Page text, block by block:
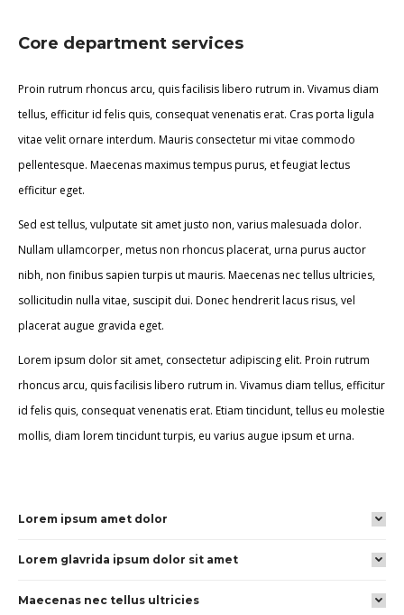
Core department services
Proin rutrum rhoncus arcu, quis facilisis libero rutrum in. Vivamus diam
tellus, efficitur id felis quis, consequat venenatis erat. Cras porta ligula
vitae velit ornare interdum. Mauris consectetur mi vitae commodo
pellentesque. Maecenas maximus tempus purus, et feugiat lectus
efficitur eget.
Sed est tellus, vulputate sit amet justo non, varius malesuada dolor.
Nullam ullamcorper, metus non rhoncus placerat, urna purus auctor
nibh, non finibus sapien turpis ut mauris. Maecenas nec tellus ultricies,
sollicitudin nulla vitae, suscipit dui. Donec hendrerit lacus risus, vel
placerat augue gravida eget.
Lorem ipsum dolor sit amet, consectetur adipiscing elit. Proin rutrum
rhoncus arcu, quis facilisis libero rutrum in. Vivamus diam tellus, efficitur
id felis quis, consequat venenatis erat. Etiam tincidunt, tellus eu molestie
mollis, diam lorem tincidunt turpis, eu varius augue ipsum et urna.
Lorem ipsum amet dolor
Lorem glavrida ipsum dolor sit amet
Maecenas nec tellus ultricies